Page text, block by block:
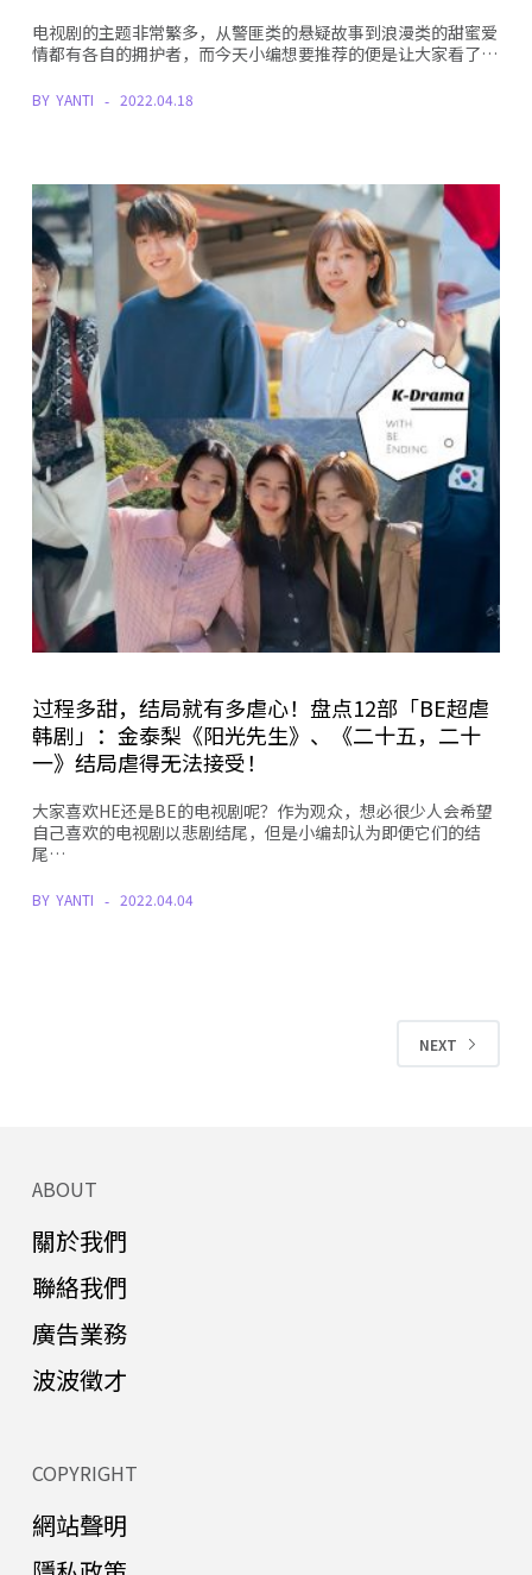
电视剧的主题非常繁多，从警匪类的悬疑故事到浪漫类的甜蜜爱
情都有各自的拥护者，而今天小编想要推荐的便是让大家看了…
BY YANTI 2022.04.18
过程多甜，结局就有多虐心！盘点12部「BE超虐
韩剧」：金泰梨《阳光先生》、《二十五，二十
一》结局虐得无法接受！
大家喜欢HE还是BE的电视剧呢？作为观众，想必很少人会希望
自己喜欢的电视剧以悲剧结尾，但是小编却认为即便它们的结
尾…
BY YANTI 2022.04.04
NEXT
ABOUT
關於我們
聯絡我們
廣告業務
波波徵才
COPYRIGHT
網站聲明